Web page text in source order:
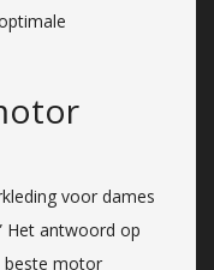
voor dames
Het antwoord op
beste motor